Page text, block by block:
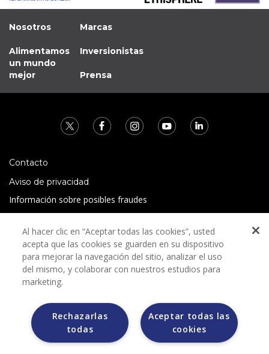
Nosotros
Alimentamos
un mundo
mejor
Marcas
Inversionistas
Prensa
Contacto
Aviso de privacidad
Información sobre posibles fraudes
Términos y condiciones
Grupo Bimbo no solicita ningún tipo de pago durante el
proceso de selección.
Al hacer clic en “Aceptar todas las cookies”, usted
acepta que las cookies se guarden en su dispositivo
para mejorar la navegación del sitio, analizar el uso
del mismo, y colaborar con nuestros estudios para
marketing.
Aceptar todas las
cookies
Rechazarlas
todas